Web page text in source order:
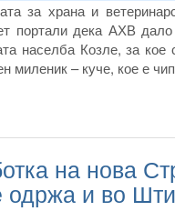
за храна и
портали дека АХВ
населба Козле, за кое
миленик – куче, кое е
на нова
одржа и во